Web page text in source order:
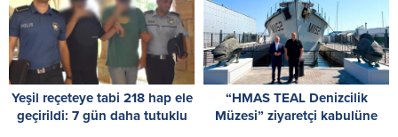
Yeşil reçeteye tabi 218 hap ele
geçirildi: 7 gün daha tutuklu
“HMAS TEAL Denizcilik
Müzesi” ziyaretçi kabulüne